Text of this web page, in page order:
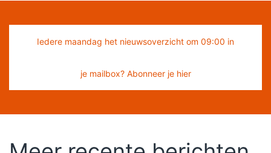
Iedere maandag het nieuwsoverzicht om 09:00 in
je mailbox? Abonneer je hier